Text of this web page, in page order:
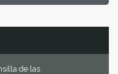
de las